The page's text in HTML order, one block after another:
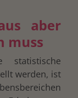
aber
muss
werden, ist